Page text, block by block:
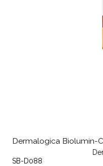
Dermalogica Biolumin-
SB-D088